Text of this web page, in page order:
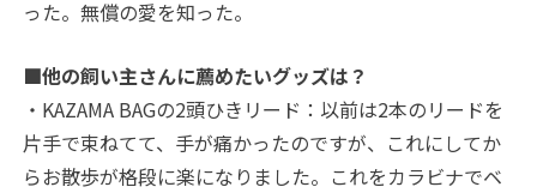
った。無償の愛を知った。
■他の飼い主さんに薦めたいグッズは？
・KAZAMA BAGの2頭ひきリード：以前は2本のリードを
片手で束ねてて、手が痛かったのですが、これにしてか
らお散歩が格段に楽になりました。これをカラビナでベ